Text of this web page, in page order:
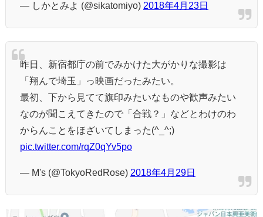
— しかとみよ (@sikatomiyo) 2018年4月23日
昨日、新宿都庁の前でみかけた大がかりな撮影は
「翔んで埼玉」っ映画だったみたい。
最初、下から見てて旗印みたいなものや歓声みたい
なのが聞こえてきたので「合戦？」などとわけのわ
からんことをほざいてしまった(^_^;)
pic.twitter.com/rqZ0qYv5po
— M's (@TokyoRedRose) 2018年4月29日